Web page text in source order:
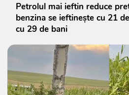
Petrolul mai ieftin reduce
benzina se ieftinește cu 21
cu 29 de bani